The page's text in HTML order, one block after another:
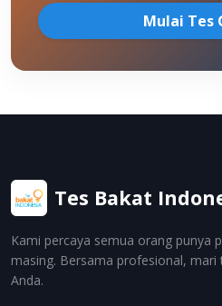
Mulai Tes
Tes Bakat
Kami percaya semua orang punya
masing. Bersama profesional,
Anda.